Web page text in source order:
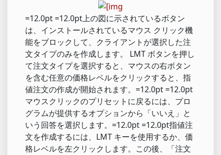
=12.0pt =12.0pt上の図に示されているボタン
は、インストールされているマウス クリック機
能をブロックして、クライアントが選択した注
文タイプのみを作成します。 LMT ボタンを押し
て注文タイプを選択すると、マウスの右ボタン
を含む任意の価格レベルをクリックすると、指
値注文の作成が開始されます。=12.0pt =12.0pt
マウスクリックのプリセットに戻るには、プロ
グラムが提供するオプションから「いいえ」と
いう回答を選択します。=12.0pt =12.0pt指値注
文を作成するには、LMT キーを使用するか、価
格レベルを左クリックします。この後、「注文